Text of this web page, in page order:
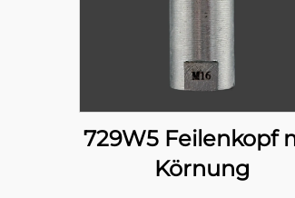
729W5 Feilenkopf
Körnung